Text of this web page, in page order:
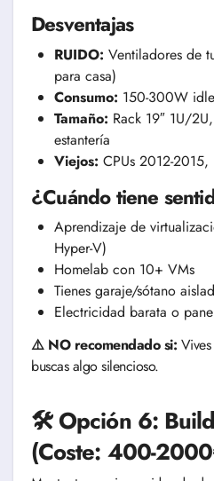
Desventajas
RUIDO: Ventiladores de
para casa)
Consumo: 150-300W
Tamaño: Rack 19″ 1U/
estantería
Viejos: CPUs 2012-
¿Cuándo tiene
Aprendizaje de
Hyper-V)
Homelab con 10+ VMs
Tienes garaje/sótano
Electricidad barata o
⚠️ NO recomendado si:
buscas algo silencioso.
🛠️ Opción 6:
(Coste: 400-